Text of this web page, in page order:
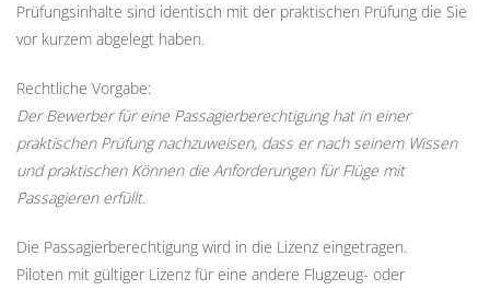
Prüfungsinhalte sind identisch mit der praktischen Prüfung die Sie
vor kurzem abgelegt haben.
Rechtliche Vorgabe:
Der Bewerber für eine Passagierberechtigung hat in einer
praktischen Prüfung nachzuweisen, dass er nach seinem Wissen
und praktischen Können die Anforderungen für Flüge mit
Passagieren erfüllt.
Die Passagierberechtigung wird in die Lizenz eingetragen.
Piloten mit gültiger Lizenz für eine andere Flugzeug- oder